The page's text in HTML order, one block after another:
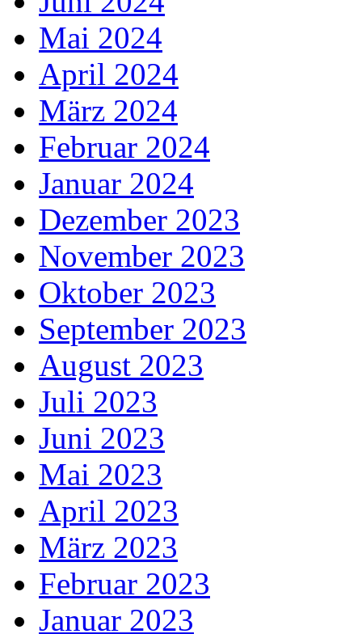
Mai 2024
April 2024
März 2024
Februar 2024
Januar 2024
Dezember 2023
November 2023
Oktober 2023
September 2023
August 2023
Juli 2023
Juni 2023
Mai 2023
April 2023
März 2023
Februar 2023
Januar 2023